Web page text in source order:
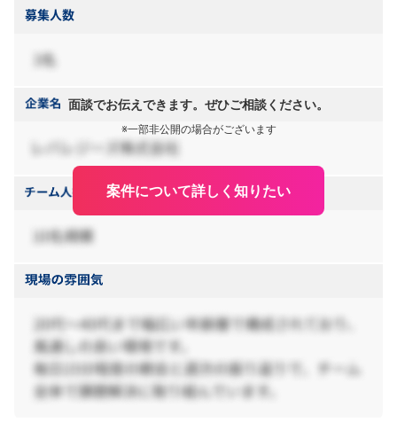
面談でお伝えできます。ぜひご相談ください。
※一部非公開の場合がございます
案件について詳しく知りたい